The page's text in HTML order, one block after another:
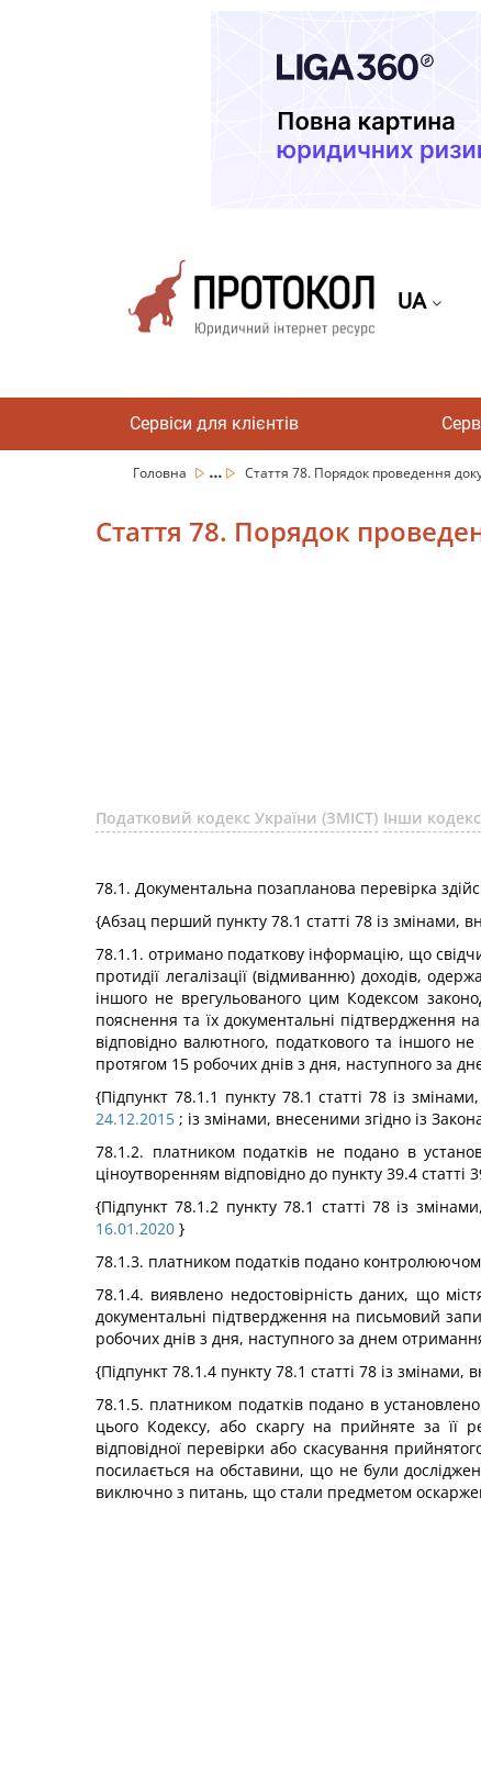
UA
Сервіси для клієнтів
Головна ... Стаття 78. Порядок проведення
Стаття 78. Порядок
Податковий кодекс України (ЗМІСТ) Інши
78.1. Документальна позапланова перевірка
{Абзац перший пункту 78.1 статті 78 із змінами,
78.1.1. отримано податкову інформацію, що
протидії легалізації (відмиванню) доходів,
іншого не врегульованого цим Кодексом
пояснення та їх документальні підтвердження
відповідно валютного, податкового та іншого
протягом 15 робочих днів з дня, наступного за
{Підпункт 78.1.1 пункту 78.1 статті 78 із
24.12.2015 ; із змінами, внесеними згідно із
78.1.2. платником податків не подано в
ціноутворенням відповідно до пункту 39.4
{Підпункт 78.1.2 пункту 78.1 статті 78 із
16.01.2020 }
78.1.3. платником податків подано
78.1.4. виявлено недостовірність даних, що
документальні підтвердження на письмовий
робочих днів з дня, наступного за днем
{Підпункт 78.1.4 пункту 78.1 статті 78 із змінами,
78.1.5. платником податків подано в
цього Кодексу, або скаргу на прийняте за її
відповідної перевірки або скасування
посилається на обставини, що не були
виключно з питань, що стали предметом